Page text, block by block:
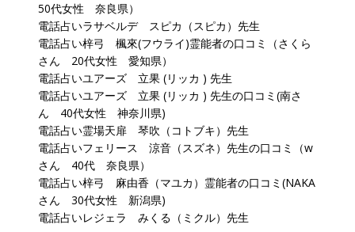
50代女性 奈良県）
電話占いラサベルデ スピカ（スピカ）先生
電話占い梓弓 楓來(フウライ)霊能者の口コミ（さくら
さん 20代女性 愛知県）
電話占いユアーズ 立果 (リッカ ) 先生
電話占いユアーズ 立果 (リッカ ) 先生の口コミ(南さ
ん 40代女性 神奈川県)
電話占い霊場天扉 琴吹（コトブキ）先生
電話占いフェリース 涼音（スズネ）先生の口コミ（w
さん 40代 奈良県）
電話占い梓弓 麻由香（マユカ）霊能者の口コミ(NAKA
さん 30代女性 新潟県)
電話占いレジェラ みくる（ミクル）先生